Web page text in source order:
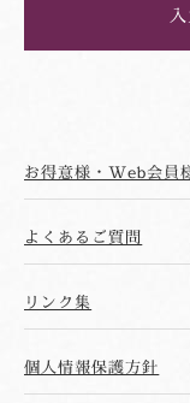
お得意様・Web会員
よくあるご質問
リンク集
個人情報保護方針